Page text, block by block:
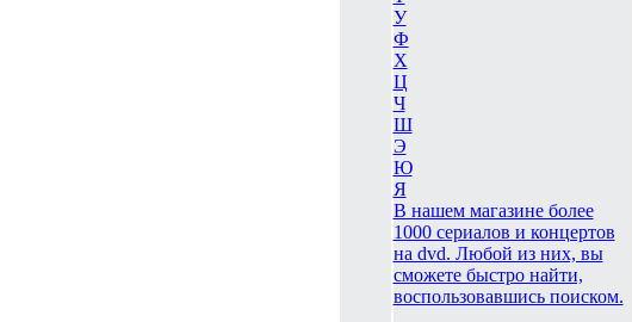
У
Ф
Х
Ц
Ч
Ш
Э
Ю
Я
В нашем магазине более
1000 сериалов и концертов
на dvd. Любой из них, вы
сможете быстро найти,
воспользовавшись поиском.